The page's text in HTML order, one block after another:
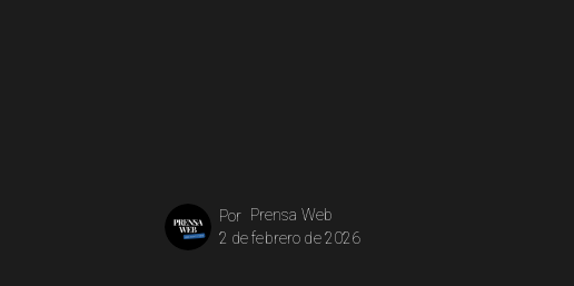
Prensa Web
Por
2 de febrero de 2026